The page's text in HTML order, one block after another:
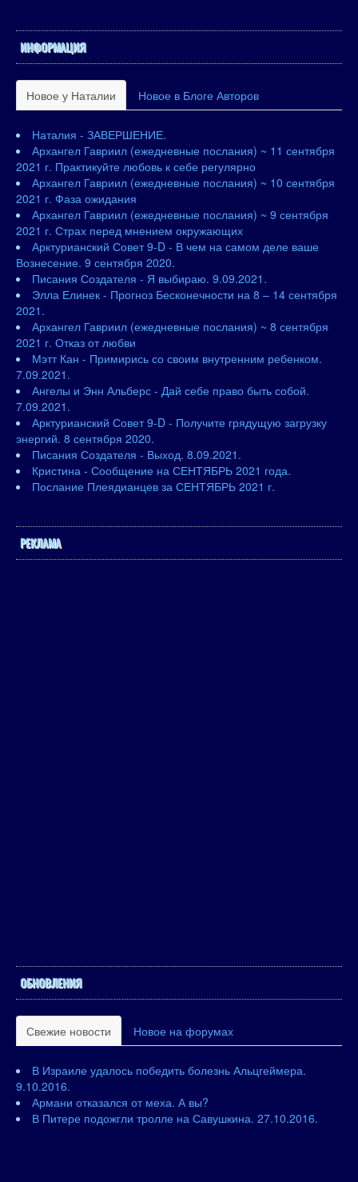
ИНФОРМАЦИЯ
Новое у Наталии Новое в Блоге Авторов
Наталия - ЗАВЕРШЕНИЕ.
Архангел Гавриил (ежедневные послания) ~ 11 сентября
2021 г. Практикуйте любовь к себе регулярно
Архангел Гавриил (ежедневные послания) ~ 10 сентября
2021 г. Фаза ожидания
Архангел Гавриил (ежедневные послания) ~ 9 сентября
2021 г. Страх перед мнением окружающих
Арктурианский Совет 9-D - В чем на самом деле ваше
Вознесение. 9 сентября 2020.
Писания Создателя - Я выбираю. 9.09.2021.
Элла Елинек - Прогноз Бесконечности на 8 – 14 сентября
2021.
Архангел Гавриил (ежедневные послания) ~ 8 сентября
2021 г. Отказ от любви
Мэтт Кан - Примирись со своим внутренним ребенком.
7.09.2021.
Ангелы и Энн Альберс - Дай себе право быть собой.
7.09.2021.
Арктурианский Совет 9-D - Получите грядущую загрузку
энергий. 8 сентября 2020.
Писания Создателя - Выход. 8.09.2021.
Кристина - Сообщение на СЕНТЯБРЬ 2021 года.
Послание Плеядианцев за СЕНТЯБРЬ 2021 г.
РЕКЛАМА
ОБНОВЛЕНИЯ
Свежие новости Новое на форумах
В Израиле удалось победить болезнь Альцгеймера.
9.10.2016.
Армани отказался от меха. А вы?
В Питере подожгли тролле на Савушкина. 27.10.2016.